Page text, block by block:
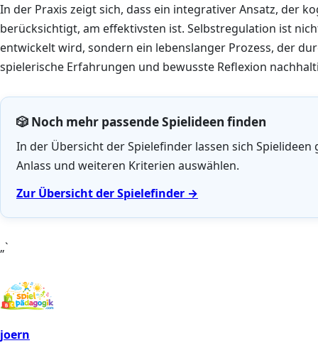
In der Praxis zeigt sich, dass ein integrativer Ansatz, der
berücksichtigt, am effektivsten ist. Selbstregulation ist
entwickelt wird, sondern ein lebenslanger Prozess, der
spielerische Erfahrungen und bewusste Reflexion
🎲 Noch mehr passende Spielideen finden
In der Übersicht der Spielefinder lassen sich
Anlass und weiteren Kriterien auswählen.
Zur Übersicht der Spielefinder →
„`
joern